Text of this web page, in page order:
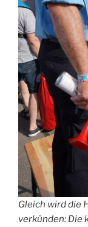
Gleich wird die
verkünden: Die